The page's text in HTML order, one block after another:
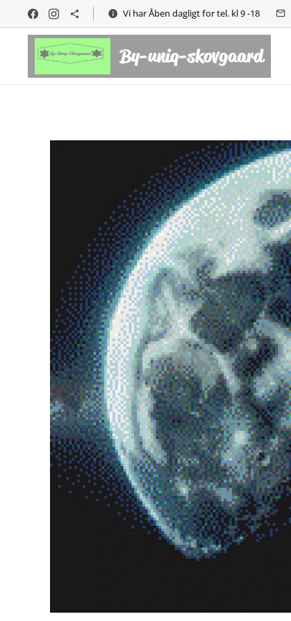
Vi har Åben dagligt for tel. kl 9 -18
By-uniq-skovgaard